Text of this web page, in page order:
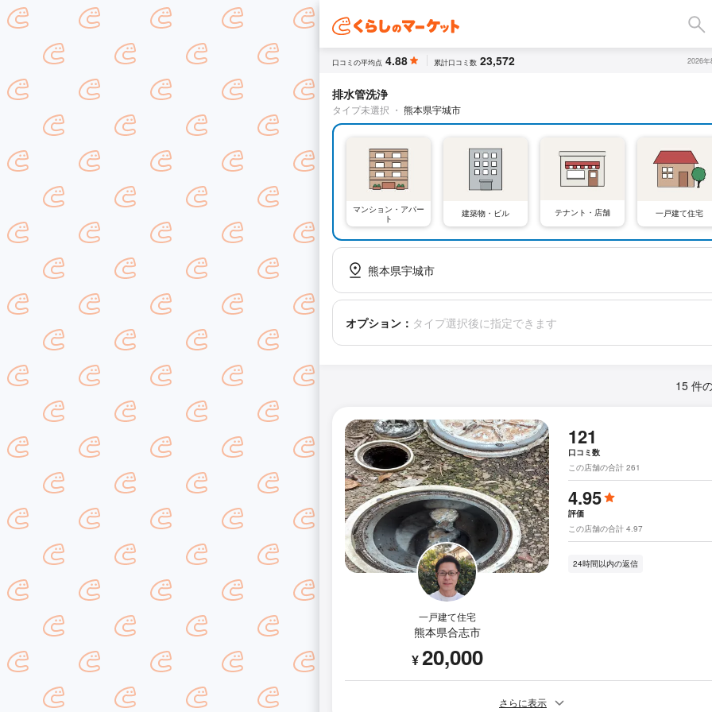
口コミの平均点 4.88 累計口コミ数 23,572 2026
排水管洗浄
タイプ未選択 ・ 熊本県宇城市
マンション・アパー
ト
建築物・ビル テナント・店舗 一戸建て住宅
熊本県宇城市
オプション： タイプ選択後に指定できます
15 件
一戸建て住宅
熊本県合志市
¥20,000
121
口コミ数
この店舗の合計 261
4.95
評価
この店舗の合計 4.97
24時間以内の返信
さらに表示